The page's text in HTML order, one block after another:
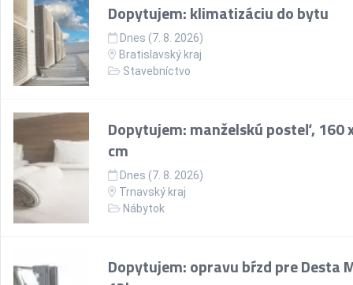
Dopytujem: klimatizáciu do bytu
Dnes (7. 8. 2026)
Bratislavský kraj
Stavebníctvo
Dopytujem: manželskú posteľ, 160
cm
Dnes (7. 8. 2026)
Trnavský kraj
Nábytok
Dopytujem: opravu bŕzd pre Desta